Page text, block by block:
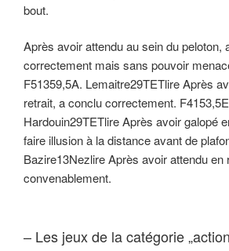
bout.
Après avoir attendu au sein du peloton,
correctement mais sans pouvoir
F51359,5A. Lemaitre29TETlire Après
retrait, a conclu correctement.
Hardouin29TETlire Après avoir galopé
faire illusion à la distance avant de
Bazire13Nezlire Après avoir attendu en
convenablement.
– Les jeux de la catégorie